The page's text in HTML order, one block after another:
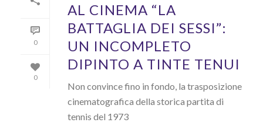
0
0
AL CINEMA “LA
BATTAGLIA DEI SESSI”:
UN INCOMPLETO
DIPINTO A TINTE TENUI
Non convince fino in fondo, la trasposizione
cinematografica della storica partita di
tennis del 1973